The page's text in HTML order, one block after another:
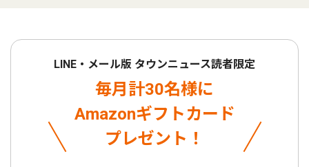
LINE・メール版 タウンニュース読者限定
毎月計30名様に
Amazonギフトカード
プレゼント！